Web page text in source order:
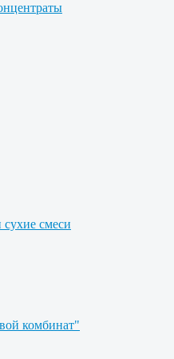
смеси
комбинат"